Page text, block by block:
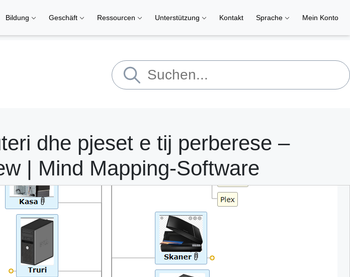
Bildung Geschäft Ressourcen Unterstützung Kontakt Sprache Mein Konto
dhe pjeset e tij perberese –
| Mind Mapping-Software